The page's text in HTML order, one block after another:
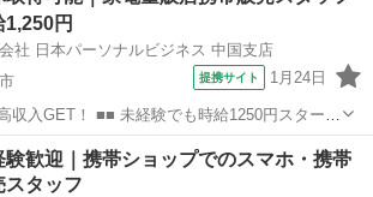
1,250円
社 日本パーソナルビジネス 中国支店
提携サイト 1月24日
収入GET！ ■■ 未経験でも時給1250円スタート
社員登用制度もあるので、ゆくゆくは社員に
来社不要！カンタン電話登
長
験歓迎｜携帯ショップでのスマホ・携帯
スタッフ